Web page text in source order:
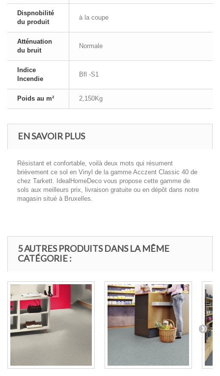
Dispnobilité
du produit
à la coupe
Atténuation
du bruit
Normale
Indice
Incendie
Bfl -S1
Poids au m² 2,150Kg
EN SAVOIR PLUS
Résistant et confortable, voilà deux mots qui résument
brièvement ce sol en Vinyl de la gamme Acczent Classic 40 de
chez Tarkett. IdealHomeDeco vous propose cette gamme de
sols aux meilleurs prix, livraison gratuite ou en dépôt dans notre
magasin situé à Bruxelles.
5 AUTRES PRODUITS DANS LA MÊME
CATÉGORIE :